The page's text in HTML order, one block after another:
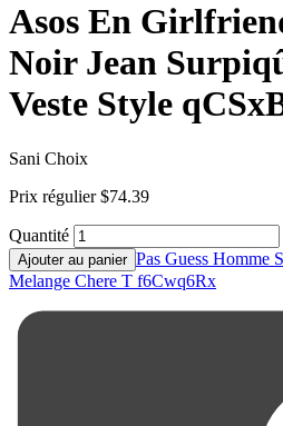
Asos En
Noir Jean
Veste Style
Sani Choix
Prix régulier $74.39
Quantité
Ajouter au panier Pas Guess Homme
Melange Chere T f6Cwq6Rx